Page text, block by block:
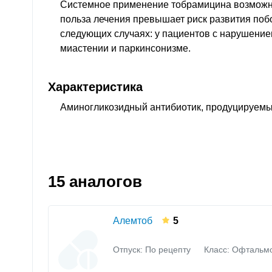
Системное применение тобрамицина
польза лечения превышает риск развития
следующих случаях: у пациентов с
миастении и паркинсонизме.
Характеристика
Аминогликозидный антибиотик,
15 аналогов
Алемтоб 5
Отпуск: По рецепту Класс: